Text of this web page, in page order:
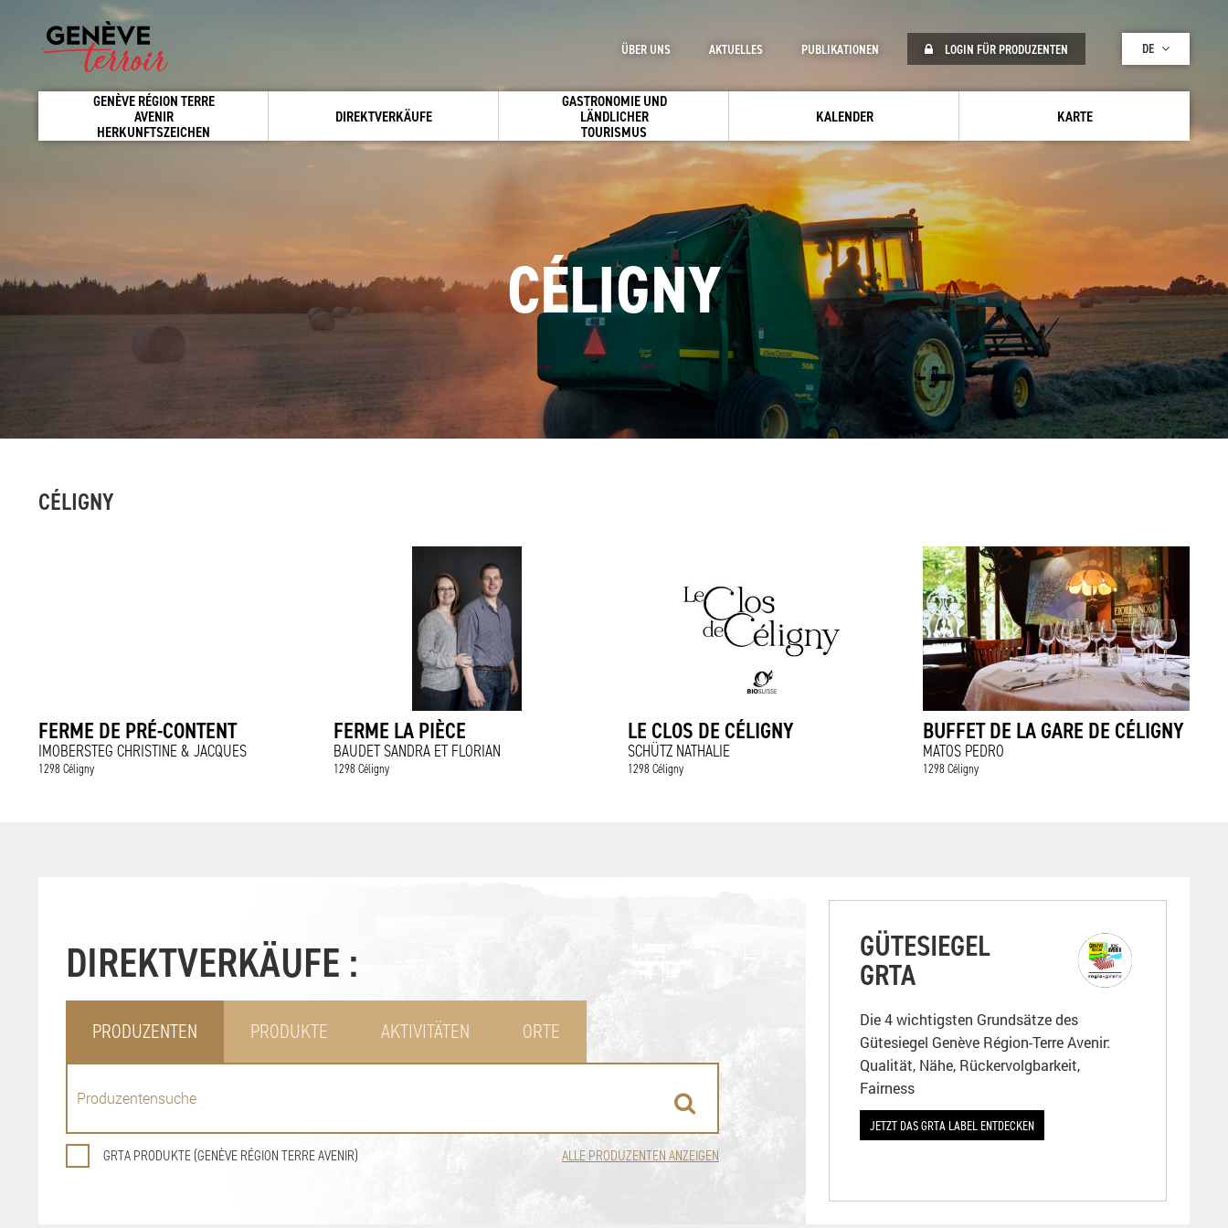
GENÈVE RÉGION TERRE
AVENIR
HERKUNFTSZEICHEN
DIREKTVERKÄUFE
GASTRONOMIE UND
LÄNDLICHER
TOURISMUS
KALENDER KARTE
ÜBER UNS AKTUELLES PUBLIKATIONEN LOGIN FÜR PRODUZENTEN DE
CÉLIGNY
CÉLIGNY
FERME DE PRÉ-CONTENT
IMOBERSTEG CHRISTINE & JACQUES
1298 Céligny
FERME LA PIÈCE
BAUDET SANDRA ET FLORIAN
1298 Céligny
LE CLOS DE CÉLIGNY
SCHÜTZ NATHALIE
1298 Céligny
BUFFET DE LA GARE DE CÉLIGNY
MATOS PEDRO
1298 Céligny
DIREKTVERKÄUFE :
PRODUZENTEN PRODUKTE AKTIVITÄTEN ORTE
GRTA PRODUKTE (GENÈVE RÉGION TERRE AVENIR) ALLE PRODUZENTEN ANZEIGEN
GÜTESIEGEL
GRTA
Die 4 wichtigsten Grundsätze des
Gütesiegel Genève Région-Terre Avenir:
Qualität, Nähe, Rückervolgbarkeit,
Fairness
JETZT DAS GRTA LABEL ENTDECKEN